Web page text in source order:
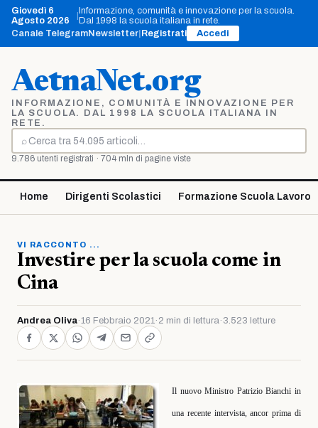
Vai
contenuto
Giovedì 6
Agosto 2026
Informazione, comunità e innovazione per la scuola.
Dal 1998 la scuola italiana in rete.
Canale TelegramNewsletter Registrati Accedi
AetnaNet.org
INFORMAZIONE, COMUNITÀ E INNOVAZIONE PER
LA SCUOLA. DAL 1998 LA SCUOLA ITALIANA IN
RETE.
⌕
Cerca
9.786 utenti registrati · 704 mln di pagine viste
Home Dirigenti Scolastici Formazione Scuola Lavoro
VI RACCONTO ...
Investire per la scuola come in
Cina
Andrea Oliva·16 Febbraio 2021· 2 min di lettura· 3.523 letture
Il nuovo Ministro Patrizio Bianchi in
una recente intervista, ancor prima di